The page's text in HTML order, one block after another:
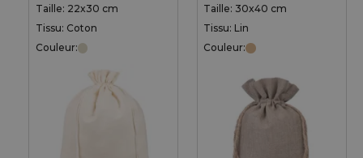
Taille: 22x30 cm
Tissu: Coton
Couleur:
Taille: 30x40 cm
Tissu: Lin
Couleur: